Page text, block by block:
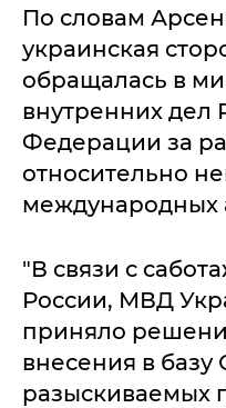
По словам
украинская
обращалась в
внутренних дел
Федерации за
относительно
международных
"В связи с
России, МВД
приняло
внесения в
разыскиваемых